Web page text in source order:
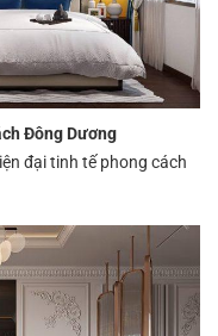
Đông Dương
đại tinh tế phong cách